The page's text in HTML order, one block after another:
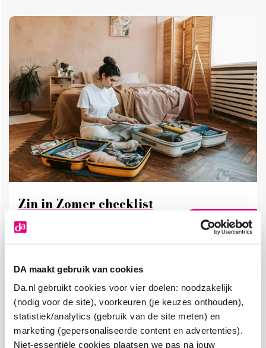
DA maakt gebruik van cookies
Da.nl gebruikt cookies voor vier doelen: noodzakelijk
(nodig voor de site), voorkeuren (je keuzes onthouden),
statistiek/analytics (gebruik van de site meten) en
marketing (gepersonaliseerde content en advertenties).
Niet-essentiële cookies plaatsen we pas na jouw
Zin in Zomer checklist
Lees de blog
Hoe dan?
Wat je moet weten over zweten